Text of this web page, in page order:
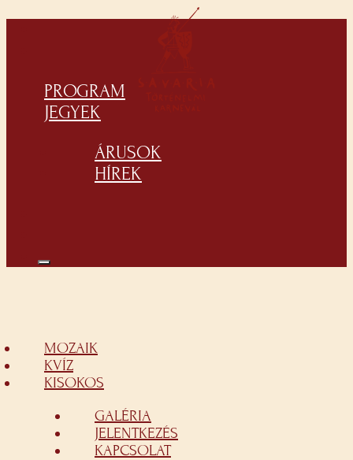
PROGRAM
JEGYEK
ÁRUSOK
HÍREK
MOZAIK
KVÍZ
KISOKOS
GALÉRIA
JELENTKEZÉS
KAPCSOLAT